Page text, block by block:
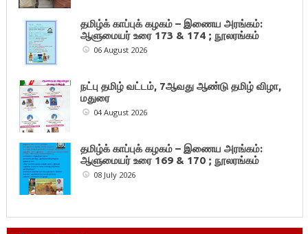
தமிழ்க் காப்புக் கழகம் – இணைய அரங்கம்:
ஆளுமையர் உரை 173 & 174 ; நூலரங்கம்
06 August 2026
நட்பு தமிழ் வட்டம், 7ஆவது ஆண்டு தமிழ் விழா,
மதுரை
04 August 2026
தமிழ்க் காப்புக் கழகம் – இணைய அரங்கம்:
ஆளுமையர் உரை 169 & 170 ; நூலரங்கம்
08 July 2026